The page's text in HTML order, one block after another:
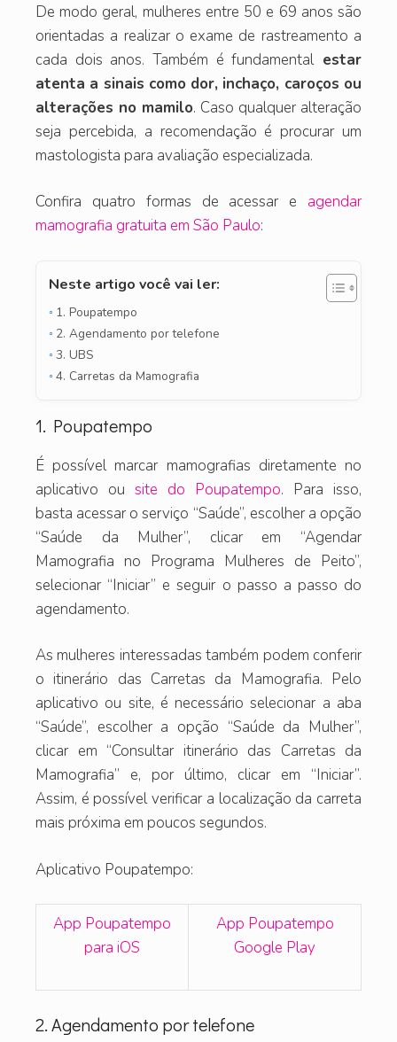
De modo geral, mulheres entre 50 e 69 anos são
orientadas a realizar o exame de rastreamento a
cada dois anos. Também é fundamentalestar
atenta a sinais como dor, inchaço, caroços ou
alterações no mamilo. Caso qualquer alteração
seja percebida, a recomendação é procurar um
mastologista para avaliação especializada.
Confira quatro formas de acessar e agendar
mamografia gratuita em São Paulo:
Neste artigo você vai ler:
1. Poupatempo
2. Agendamento por telefone
3. UBS
4. Carretas da Mamografia
1. Poupatempo
É possível marcar mamografias diretamente no
aplicativo ou site do Poupatempo. Para isso,
basta acessar o serviço “Saúde”, escolher a opção
“Saúde da Mulher”, clicar em “Agendar
Mamografia no Programa Mulheres de Peito”,
selecionar “Iniciar” e seguir o passo a passo do
agendamento.
As mulheres interessadas também podem conferir
o itinerário das Carretas da Mamografia. Pelo
aplicativo ou site, é necessário selecionar a aba
“Saúde”, escolher a opção “Saúde da Mulher”,
clicar em “Consultar itinerário das Carretas da
Mamografia” e, por último, clicar em “Iniciar”.
Assim, é possível verificar a localização da carreta
mais próxima em poucos segundos.
Aplicativo Poupatempo:
App Poupatempo
para iOS
App Poupatempo
Google Play
2. Agendamento por telefone